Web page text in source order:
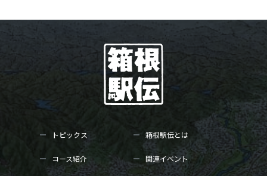
トピックス 箱根駅伝とは
コース紹介 関連イベント